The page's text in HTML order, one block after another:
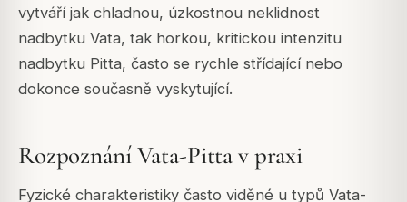
vytváří jak chladnou, úzkostnou neklidnost
nadbytku Vata, tak horkou, kritickou intenzitu
nadbytku Pitta, často se rychle střídající nebo
dokonce současně vyskytující.
Rozpoznání Vata-Pitta v praxi
Fyzické charakteristiky často viděné u typů Vata-